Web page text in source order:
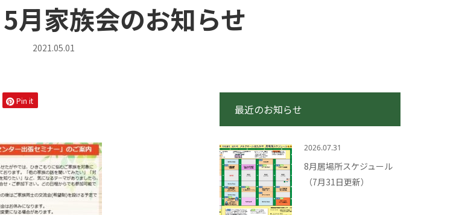
家族会のお知らせ
2021.05.01
Pin it
最近のお知らせ
2026.07.31
8月居場所スケジュール
（7月31日更新）